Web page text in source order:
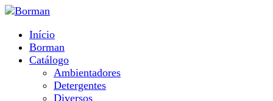
Passar para o conteúdo principal
Menu principal
Início
Borman
Catálogo
Ambientadores
Detergentes
Diversos